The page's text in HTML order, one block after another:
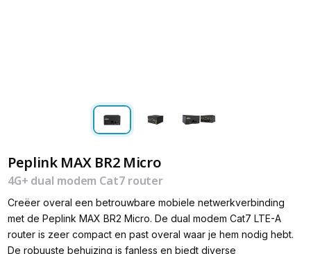
Peplink MAX BR2 Micro
4G+ dual modem Cat7 router
Creëer overal een betrouwbare mobiele netwerkverbinding
met de Peplink MAX BR2 Micro. De dual modem Cat7 LTE-A
router is zeer compact en past overal waar je hem nodig hebt.
De robuuste behuizing is fanless en biedt diverse